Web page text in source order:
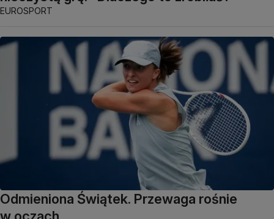
EUROSPORT
Odmieniona Świątek. Przewaga rośnie
w oczach